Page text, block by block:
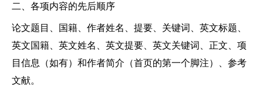
二、各项内容的先后顺序
论文题目、国籍、作者姓名、提要、关键词、英文标题、
英文国籍、英文姓名、英文提要、英文关键词、正文、项
目信息（如有）和作者简介（首页的第一个脚注）、参考
文献。